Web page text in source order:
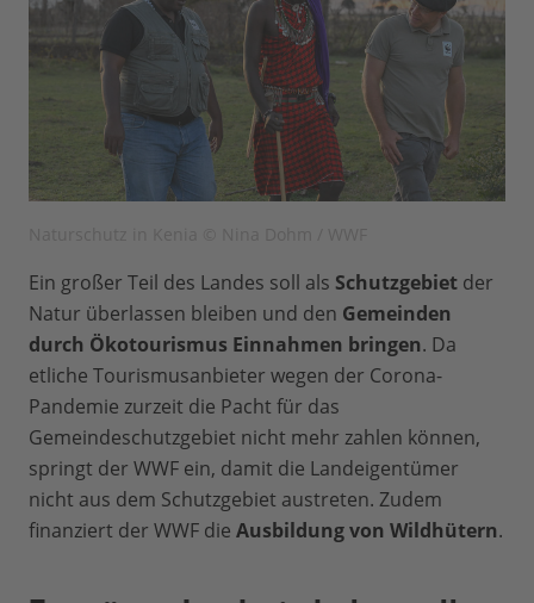
Ein großer Teil des Landes soll als Schutzgebiet der
Natur überlassen bleiben und den Gemeinden
durch Ökotourismus Einnahmen bringen. Da
etliche Tourismusanbieter wegen der Corona-
Pandemie zurzeit die Pacht für das
Gemeindeschutzgebiet nicht mehr zahlen können,
springt der WWF ein, damit die Landeigentümer
nicht aus dem Schutzgebiet austreten. Zudem
finanziert der WWF die Ausbildung von Wildhütern.